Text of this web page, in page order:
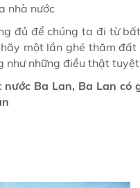
nhà nước
đủ để chúng ta đi từ
một lần ghé thăm
những điều thật
Ba Lan, Ba Lan